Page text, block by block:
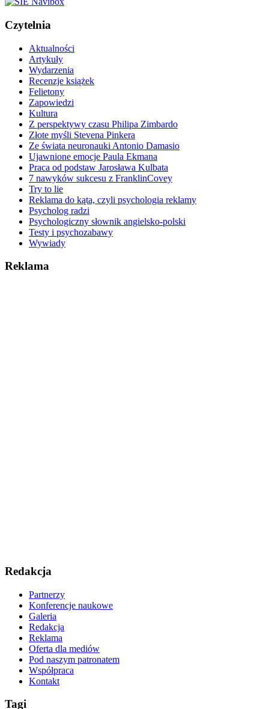
Czytelnia
Aktualności
Artykuły
Wydarzenia
Recenzje książek
Felietony
Zapowiedzi
Kultura
Z perspektywy czasu Philipa Zimbardo
Złote myśli Stevena Pinkera
Ze świata neuronauki Antonio Damasio
Ujawnione emocje Paula Ekmana
Praca od podstaw Jarosława Kulbata
7 nawyków sukcesu z FranklinCovey
Try to lie
Reklama do kąta, czyli psychologia reklamy
Psycholog radzi
Psychologiczny słownik angielsko-polski
Testy i psychozabawy
Wywiady
Reklama
Redakcja
Partnerzy
Konferencje naukowe
Galeria
Redakcja
Reklama
Oferta dla mediów
Pod naszym patronatem
Współpraca
Kontakt
Tagi